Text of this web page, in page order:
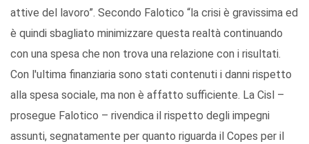
attive del lavoro”. Secondo Falotico “la crisi è gravissima ed
è quindi sbagliato minimizzare questa realtà continuando
con una spesa che non trova una relazione con i risultati.
Con l'ultima finanziaria sono stati contenuti i danni rispetto
alla spesa sociale, ma non è affatto sufficiente. La Cisl –
prosegue Falotico – rivendica il rispetto degli impegni
assunti, segnatamente per quanto riguarda il Copes per il